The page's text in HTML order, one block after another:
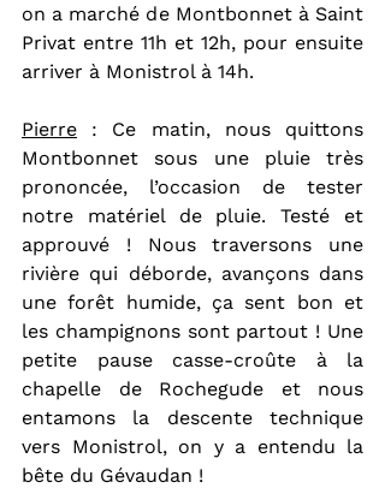
on a marché de Montbonnet à Saint
Privat entre 11h et 12h, pour ensuite
arriver à Monistrol à 14h.
Pierre : Ce matin, nous quittons
Montbonnet sous une pluie très
prononcée, l’occasion de tester
notre matériel de pluie. Testé et
approuvé ! Nous traversons une
rivière qui déborde, avançons dans
une forêt humide, ça sent bon et
les champignons sont partout ! Une
petite pause casse-croûte à la
chapelle de Rochegude et nous
entamons la descente technique
vers Monistrol, on y a entendu la
bête du Gévaudan !